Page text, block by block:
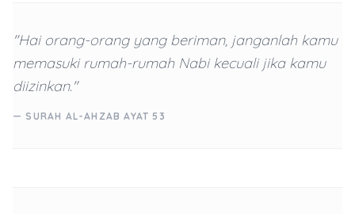
"Hai orang-orang yang beriman, janganlah kamu
memasuki rumah-rumah Nabi kecuali jika kamu
diizinkan."
— SURAH AL-AHZAB AYAT 53